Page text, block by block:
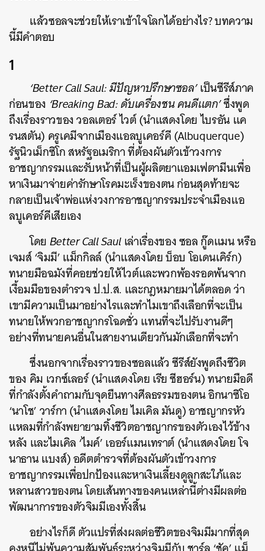
แล้วซอลจะช่วยให้เราเข้าใจโลกได้อย่างไร? บทความ
นี้มีคำตอบ
1
‘Better Call Saul: มีปัญหาปรึกษาซอล’เป็นซีรีส์ภาค
ก่อนของ ‘Breaking Bad: ดับเครื่องชน คนดีแตก’ซึ่งพูด
ถึงเรื่องราวของ วอลเตอร์ ไวต์ (นำแสดงโดยไบรอัน แค
รนสตัน) ครูเคมีจากเมืองแอลบูเคอร์คี (Albuquerque)
รัฐนิวเม็กซิโก สหรัฐอเมริกา ที่ต้องผันตัวเข้าวงการ
อาชญากรรมและรับหน้าที่เป็นผู้ผลิตยาแอมเฟตามีนเพื่อ
หาเงินมาจ่ายค่ารักษาโรคมะเร็งของตน ก่อนสุดท้ายจะ
กลายเป็นเจ้าพ่อแห่งวงการอาชญากรรมประจำเมืองแอ
ลบูเคอร์คีเสียเอง
โดยBetter Call Saulเล่าเรื่องของ ซอล กู๊ดแมน หรือ
เจมส์ ‘จิมมี’ แม็กกิลล์ (นำแสดงโดย บ็อบ โอเดนเคิร์ก)
ทนายมือฉมังที่คอยช่วยให้ไวต์และพวกพ้องรอดพ้นจาก
เงื้อมมือของตำรวจ ป.ป.ส. และกฎหมายมาได้ตลอด ว่า
เขามีความเป็นมาอย่างไรและทำไมเขาถึงเลือกที่จะเป็น
ทนายให้พวกอาชญากรโฉดชั่ว แทนที่จะไปรับงานดีๆ
อย่างที่ทนายคนอื่นในสายงานเดียวกันมักเลือกที่จะทำ
ซึ่งนอกจากเรื่องราวของซอลแล้ว ซีรีส์ยังพูดถึงชีวิต
ของ คิม เวกซ์เลอร์ (นำแสดงโดย เรีย ซีฮอร์น) ทนายมือดี
ที่กำลังตั้งคำถามกับจุดยืนทางศีลธรรมของตน อิกนาซิโอ
‘นาโช’ วาร์กา (นำแสดงโดย ไมเคิล มันดู) อาชญากรหัว
แหลมที่กำลังพยายามทิ้งชีวิตอาชญากรของตัวเองไว้ข้าง
หลัง และไมเคิล ‘ไมค์’ เออร์แมนเทราต์ (นำแสดงโดย โจ
นาธาน แบงส์) อดีตตำรวจที่ต้องผันตัวเข้าวงการ
อาชญากรรมเพื่อปกป้องและหาเงินเลี้ยงดูลูกสะใภ้และ
หลานสาวของตน โดยเส้นทางของคนเหล่านี้ต่างมีผลต่อ
พัฒนาการของตัวจิมมีเองทั้งสิ้น
อย่างไรก็ดี ตัวแปรที่ส่งผลต่อชีวิตของจิมมีมากที่สุด